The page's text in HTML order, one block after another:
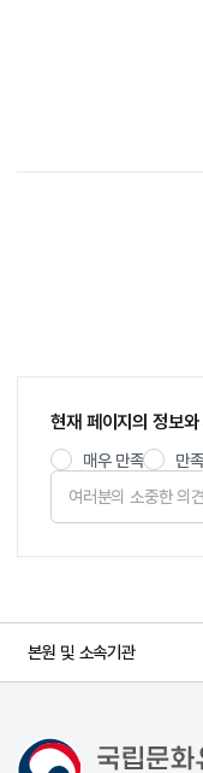
현재 페이지의 정보
매우 만족 만족
본원 및 소속기관
국립문화유산연구원